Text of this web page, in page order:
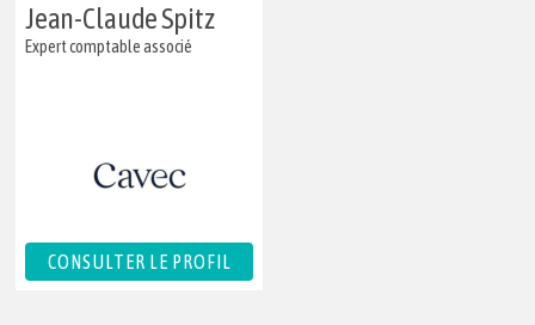
Jean-Claude Spitz
Expert comptable associé
CONSULTER LE PROFIL